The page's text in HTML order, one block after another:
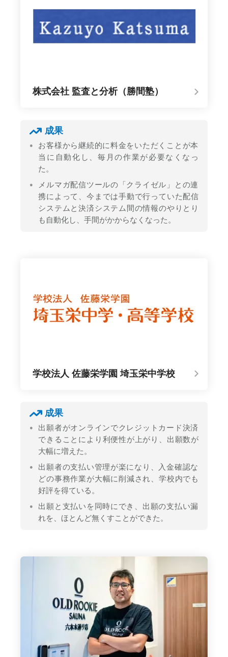
株式会社 監査と分析（勝間塾）
成果
お客様から継続的に料金をいただくことが本
当に自動化し、毎月の作業が必要なくなっ
た。
メルマガ配信ツールの「クライゼル」との連
携によって、今までは手動で行っていた配信
システムと決済システム間の情報のやりとり
も自動化し、手間がかからなくなった。
学校法人 佐藤栄学園 埼玉栄中学校
成果
出願者がオンラインでクレジットカード決済
できることにより利便性が上がり、出願数が
大幅に増えた。
出願者の支払い管理が楽になり、入金確認な
どの事務作業が大幅に削減され、学校内でも
好評を得ている。
出願と支払いを同時にでき、出願の支払い漏
れを、ほとんど無くすことができた。